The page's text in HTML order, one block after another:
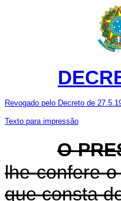
Revogado pelo Decreto de
Texto para impressão
O
lhe confere
que consta